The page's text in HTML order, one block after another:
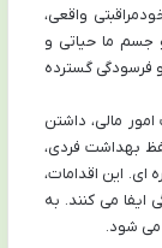
واقعی،
جسم ما حیاتی و
فرسودگی گسترده
مالی، داشتن
بهداشت فردی،
این اقدامات،
می کنند. به
می شود.